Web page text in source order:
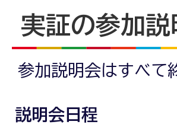
実証の参加
参加説明会はすべて
説明会日程